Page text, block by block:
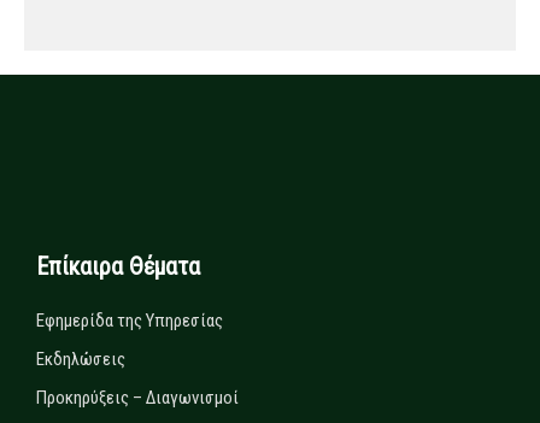
Επίκαιρα Θέματα
Εφημερίδα της Υπηρεσίας
Εκδηλώσεις
Προκηρύξεις – Διαγωνισμοί